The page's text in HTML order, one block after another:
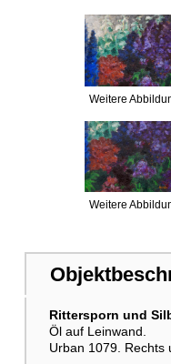
Weitere
Weitere
Weitere
Rittersporn und
Öl auf Leinwand.
Urban 1079. Rechts